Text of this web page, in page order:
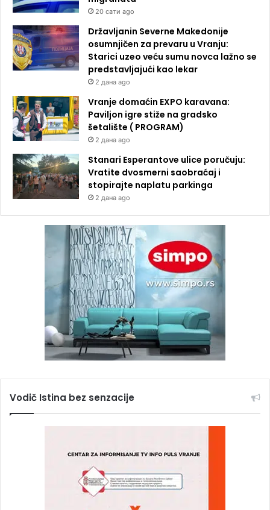
20 сати ago
Državljanin Severne Makedonije
osumnjičen za prevaru u Vranju:
Starici uzeo veću sumu novca lažno se
predstavljajući kao lekar
2 дана ago
Vranje domaćin EXPO karavana:
Paviljon igre stiže na gradsko
šetalište ( PROGRAM)
2 дана ago
Stanari Esperantove ulice poručuju:
Vratite dvosmerni saobraćaj i
stopirajte naplatu parkinga
2 дана ago
Vodič Istina bez senzacije